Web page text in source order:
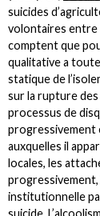
suicides
volontaires entre
comptent que
qualitative a
statique de
sur la rupture des
processus de
progressivement
auxquelles il
locales, les
progressivement,
institutionnelle
suicide.